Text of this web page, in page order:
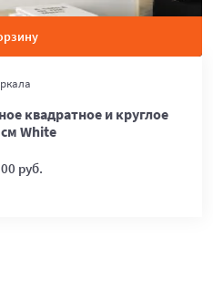
квадратное и круглое
White
руб.